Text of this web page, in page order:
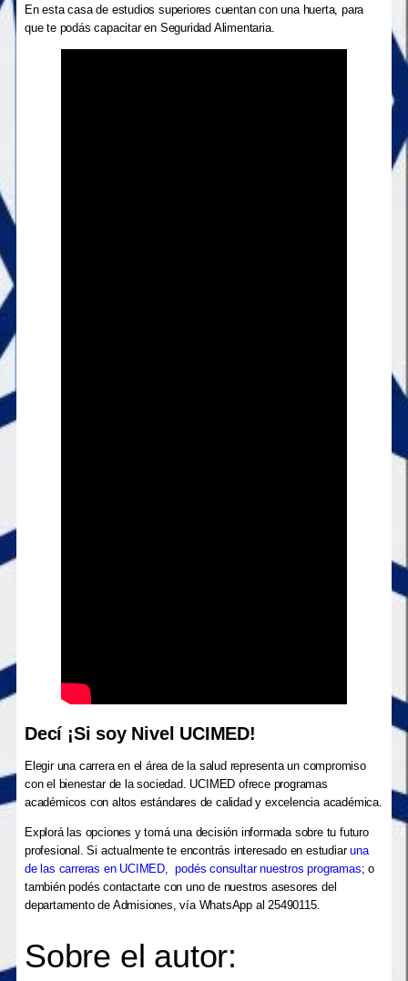
En esta casa de estudios superiores cuentan con una huerta, para
que te podás capacitar en Seguridad Alimentaria.
Decí ¡Si soy Nivel UCIMED!
Elegir una carrera en el área de la salud representa un compromiso
con el bienestar de la sociedad. UCIMED ofrece programas
académicos con altos estándares de calidad y excelencia académica.
Explorá las opciones y tomá una decisión informada sobre tu futuro
profesional. Si actualmente te encontrás interesado en estudiaruna
de las carreras en UCIMED, podés consultar nuestros programas; o
también podés contactarte con uno de nuestros asesores del
departamento de Admisiones, vía WhatsApp al 25490115.
Sobre el autor: